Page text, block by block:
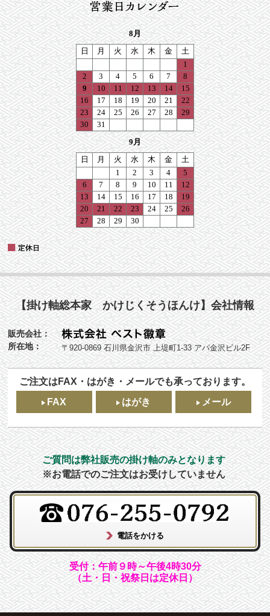
【掛け軸総本家 かけじくそうほんけ】会社情報
販売会社：
所在地：
〒920-0869 石川県金沢市 上堤町1-33 アパ金沢ビル2F
ご注文はFAX・はがき・メールでも承っております。
FAX
はがき メール
ご質問は弊社販売の掛け軸のみとなります
※お電話でのご注文はお受けしていません
受付：午前９時～午後4時30分
（土・日・祝祭日は定休日）